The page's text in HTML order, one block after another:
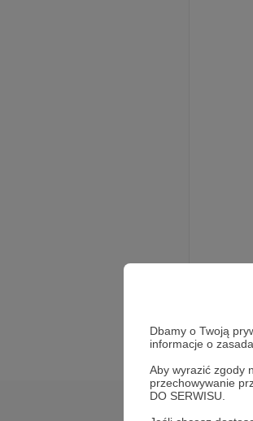
Dbamy o Twoją
informacje o
Aby wyrazić zgody
przechowywanie
DO SERWISU.
w